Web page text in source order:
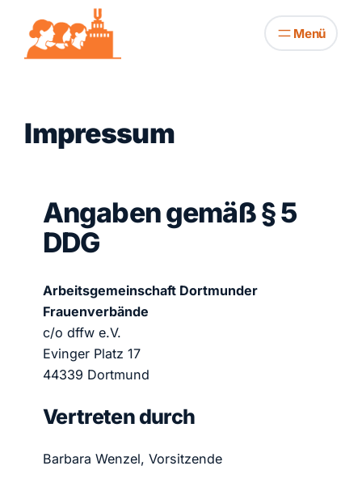
Inhalt
springen
Impressum
Angaben gemäß § 5
DDG
Arbeitsgemeinschaft Dortmunder
Frauenverbände
c/o dffw e.V.
Evinger Platz 17
44339 Dortmund
Vertreten durch
Barbara Wenzel, Vorsitzende